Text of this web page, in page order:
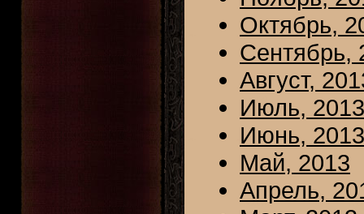
Октябрь,
Сентябрь,
Август,
Июль, 2013
Июнь, 2013
Май, 2013
Апрель,